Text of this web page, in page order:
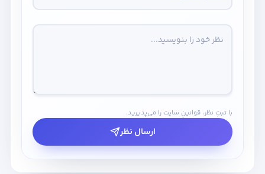
با ثبتِ نظر، قوانینِ سایت را می‌پذیرید.
ارسال نظر